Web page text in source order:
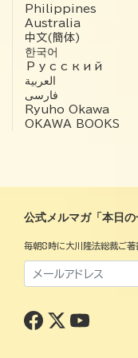
Philippines
Australia
中文(簡体)
한국어
Русский
العربية‏
فارسی
Ryuho Okawa
OKAWA BOOKS
公式メルマガ「本日の
毎朝8時に大川隆法総裁ご著